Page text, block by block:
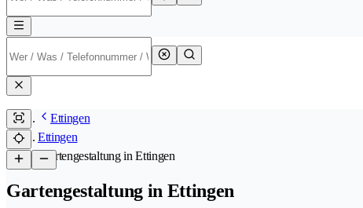
Ettingen
Ettingen
/Gartengestaltung in Ettingen
Gartengestaltung in Ettingen